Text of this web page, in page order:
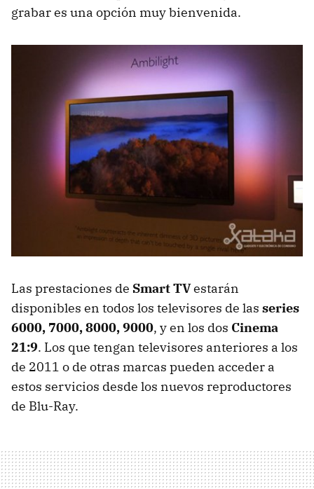
grabar es una opción muy bienvenida.
Las prestaciones de Smart TVestarán
disponibles en todos los televisores de las series
6000, 7000, 8000, 9000, y en los dos Cinema
21:9. Los que tengan televisores anteriores a los
de 2011 o de otras marcas pueden acceder a
estos servicios desde los nuevos reproductores
de Blu-Ray.